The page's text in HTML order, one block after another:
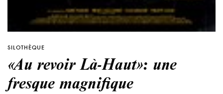
SILOTHÈQUE
«Au revoir Là-Haut»: une
fresque magnifique